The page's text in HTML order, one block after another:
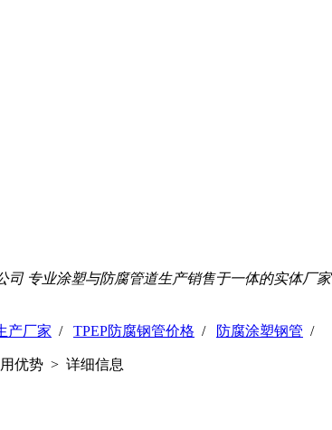
司 专业涂塑与防腐管道生产销售于一体的实体厂家
产厂家 / TPEP防腐钢管价格 / 防腐涂塑钢管 /
优势 > 详细信息